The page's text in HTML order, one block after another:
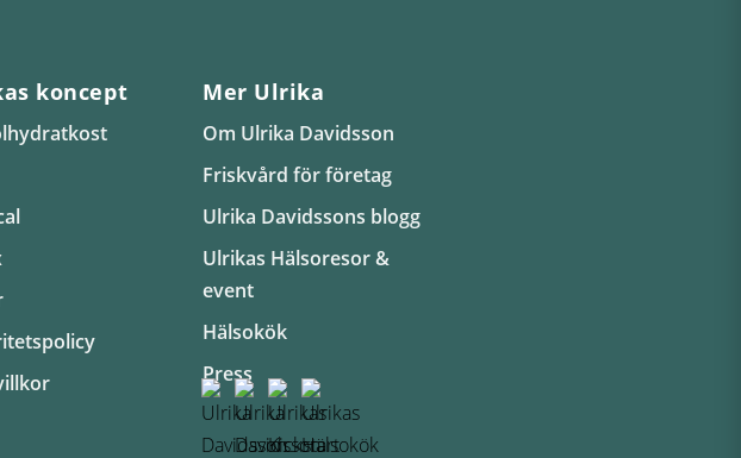
koncept Mer Ulrika
Om Ulrika Davidsson
Friskvård för företag
Ulrika Davidssons blogg
Ulrikas Hälsoresor &
event
Hälsokök
Press